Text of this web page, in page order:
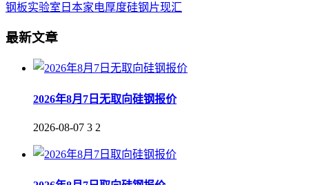
钢板实验室 日本家电厚度硅钢片现汇
最新文章
2026年8月7日无取向硅钢报价
2026-08-07 3 2